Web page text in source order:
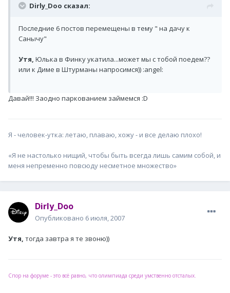
Dirly_Doo сказал:
Последние 6 постов перемещены в тему " на дачу к
Санычу"
Утя, Юлька в Финку укатила...может мы с тобой поедем??
или к Диме в Штурманы напросимся)) :angel:
Давай!!! Заодно паркованием займемся :D
Я - человек-утка: летаю, плаваю, хожу - и все делаю плохо!
«Я не настолько нищий, чтобы быть всегда лишь самим собой, и
меня непременно повсюду несметное множество»
Dirly_Doo
Опубликовано 6 июля, 2007
Утя, тогда завтра я те звоню))
Спор на форуме - это всё равно, что олимпиада среди умственно отсталых.